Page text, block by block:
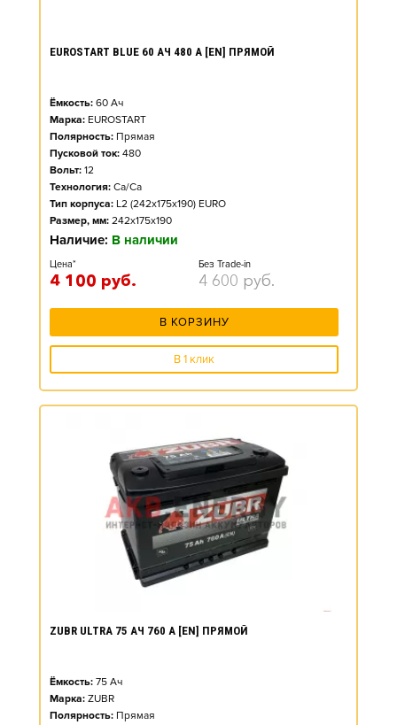
EUROSTART BLUE 60 АЧ 480 А [EN] ПРЯМОЙ
Ёмкость: 60 Ач
Марка: EUROSTART
Полярность: Прямая
Пусковой ток: 480
Вольт: 12
Технология: Ca/Ca
Тип корпуса: L2 (242x175x190) EURO
Размер, мм: 242x175x190
Наличие: В наличии
Цена*
4 100 руб.
Без Trade-in
4 600 руб.
В КОРЗИНУ
В 1 клик
ZUBR ULTRA 75 АЧ 760 А [EN] ПРЯМОЙ
Ёмкость: 75 Ач
Марка: ZUBR
Полярность: Прямая